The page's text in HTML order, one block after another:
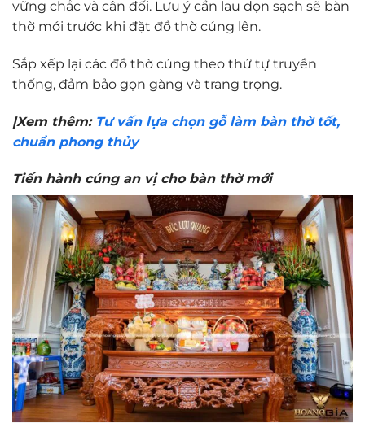
vững chắc và cân đối. Lưu ý cần lau dọn sạch sẽ bàn
thờ mới trước khi đặt đồ thờ cúng lên.
Sắp xếp lại các đồ thờ cúng theo thứ tự truyền
thống, đảm bảo gọn gàng và trang trọng.
|Xem thêm: Tư vấn lựa chọn gỗ làm bàn thờ tốt,
chuẩn phong thủy
Tiến hành cúng an vị cho bàn thờ mới